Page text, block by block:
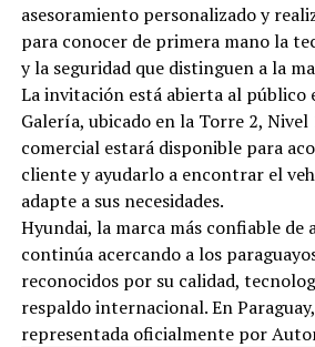
asesoramiento personalizado y
para conocer de primera mano la
y la seguridad que distinguen a la
La invitación está abierta al público
Galería, ubicado en la Torre 2, Nivel
comercial estará disponible para
cliente y ayudarlo a encontrar el
adapte a sus necesidades.
Hyundai, la marca más confiable de
continúa acercando a los
reconocidos por su calidad,
respaldo internacional. En
representada oficialmente por